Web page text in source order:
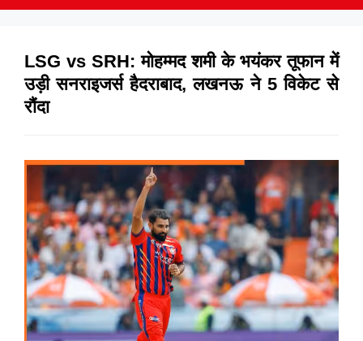
LSG vs SRH: मोहम्मद शमी के भयंकर तूफान में
उड़ी सनराइजर्स हैदराबाद, लखनऊ ने 5 विकेट से
रौंदा